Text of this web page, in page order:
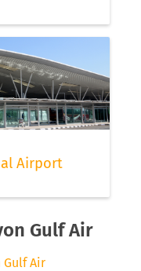
Airport
Gulf Air
Gulf Air